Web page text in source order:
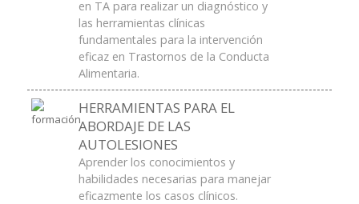
en TA para realizar un diagnóstico y
las herramientas clínicas
fundamentales para la intervención
eficaz en Trastornos de la Conducta
Alimentaria.
HERRAMIENTAS PARA EL
ABORDAJE DE LAS
AUTOLESIONES
Aprender los conocimientos y
habilidades necesarias para manejar
eficazmente los casos clínicos.